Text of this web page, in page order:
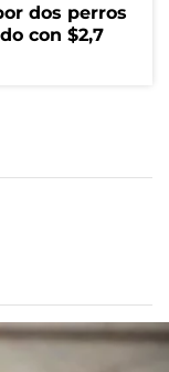
dos perros
con $2,7